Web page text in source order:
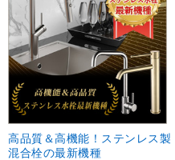
高品質＆高機能！ステンレス製
混合栓の最新機種